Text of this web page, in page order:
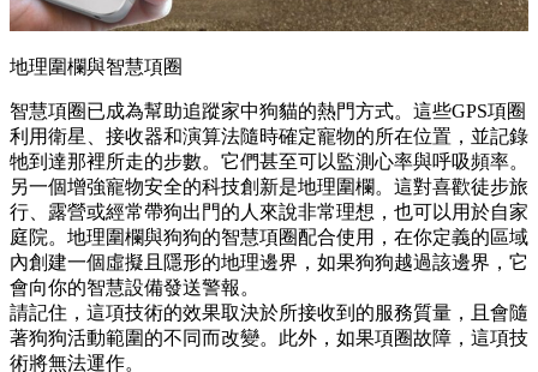
地理圍欄與智慧項圈
智慧項圈已成為幫助追蹤家中狗貓的熱門方式。這些GPS項圈
利用衛星、接收器和演算法隨時確定寵物的所在位置，並記錄
牠到達那裡所走的步數。它們甚至可以監測心率與呼吸頻率。
另一個增強寵物安全的科技創新是地理圍欄。這對喜歡徒步旅
行、露營或經常帶狗出門的人來說非常理想，也可以用於自家
庭院。地理圍欄與狗狗的智慧項圈配合使用，在你定義的區域
內創建一個虛擬且隱形的地理邊界，如果狗狗越過該邊界，它
會向你的智慧設備發送警報。
請記住，這項技術的效果取決於所接收到的服務質量，且會隨
著狗狗活動範圍的不同而改變。此外，如果項圈故障，這項技
術將無法運作。